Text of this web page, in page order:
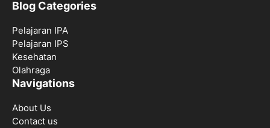
Blog Categories
Pelajaran IPA
Pelajaran IPS
Kesehatan
Olahraga
Navigations
About Us
Contact us